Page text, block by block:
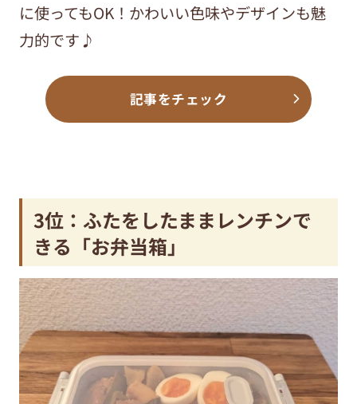
に使ってもOK！かわいい色味やデザインも魅
力的です♪
記事をチェック
3位：ふたをしたままレンチンで
きる「お弁当箱」